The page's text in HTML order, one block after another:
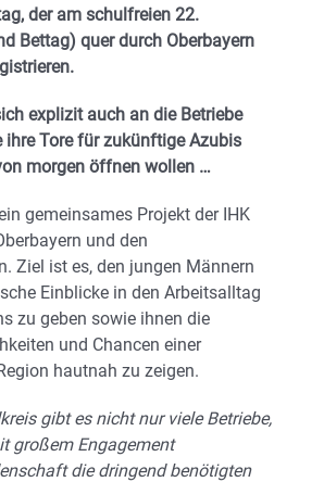
der am schulfreien 22.
Bettag) quer durch Oberbayern
explizit auch an die Betriebe
ihre Tore für zukünftige Azubis
morgen öffnen wollen …
gemeinsames Projekt der IHK
und den
Ziel ist es, den jungen Männern
Einblicke in den Arbeitsalltag
zu geben sowie ihnen die
und Chancen einer
hautnah zu zeigen.
gibt es nicht nur viele Betriebe,
großem Engagement
die dringend benötigten